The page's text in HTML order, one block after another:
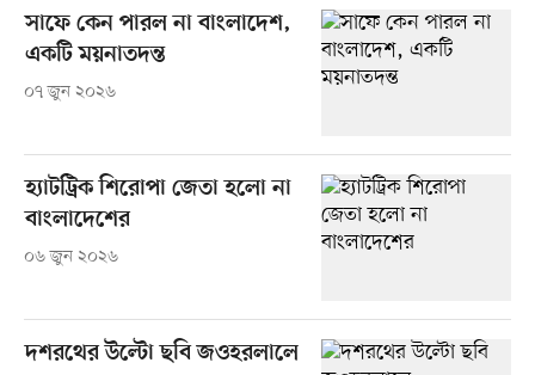
সাফে কেন পারল না বাংলাদেশ,
একটি ময়নাতদন্ত
০৭ জুন ২০২৬
হ্যাটট্রিক শিরোপা জেতা হলো না
বাংলাদেশের
০৬ জুন ২০২৬
দশরথের উল্টো ছবি জওহরলালে